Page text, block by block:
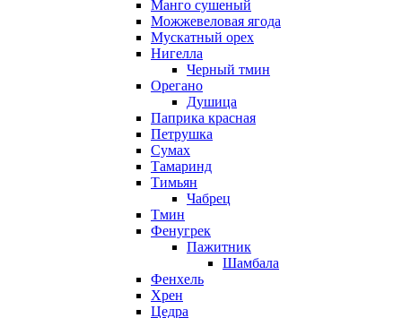
Манго сушеный
Можжевеловая ягода
Мускатный орех
Нигелла
Черный тмин
Орегано
Душица
Паприка красная
Петрушка
Сумах
Тамаринд
Тимьян
Чабрец
Тмин
Фенугрек
Пажитник
Шамбала
Фенхель
Хрен
Цедра